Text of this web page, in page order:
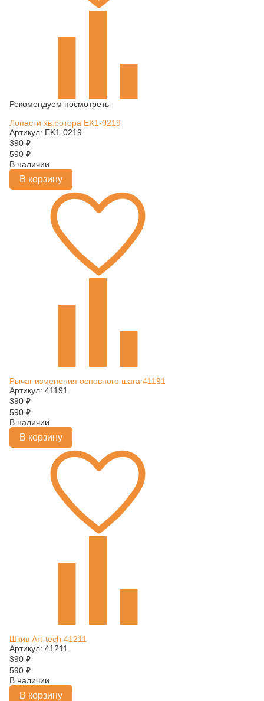
Рекомендуем посмотреть
Лопасти хв.ротора EK1-0219
Артикул: EK1-0219
390 ₽
590 ₽
В наличии
В корзину
Рычаг изменения основного шага 41191
Артикул: 41191
390 ₽
590 ₽
В наличии
В корзину
Шкив Art-tech 41211
Артикул: 41211
390 ₽
590 ₽
В наличии
В корзину